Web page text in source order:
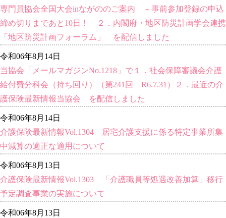
専門員協会全国大会inながののご案内 －事前参加登録の申込
締め切りまであと10日！ ２．内閣府・地区防災計画学会連携
「地区防災計画フォーラム」 を配信しました
令和06年8月14日
当協会「メールマガジンNo.1218」で１．社会保障審議会介護
給付費分科会（持ち回り）（第241回 R6.7.31）２．最近の介
護保険最新情報当協会 を配信しました
令和06年8月14日
介護保険最新情報Vol.1304 居宅介護支援に係る特定事業所集
中減算の適正な適用について
令和06年8月13日
介護保険最新情報Vol.1303 「介護職員等処遇改善加算」移行
予定調査事業の実施について
令和06年8月13日